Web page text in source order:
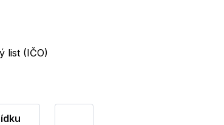
list (IČO)